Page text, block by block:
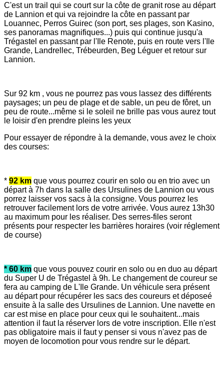
C'est un trail qui se court sur la côte de granit rose au départ
de Lannion et qui va rejoindre la côte en passant par
Louannec, Perros Guirec (son port, ses plages, son Kasino,
ses panoramas magnifiques...) puis qui continue jusqu'a
Trégastel en passant par l'Ile Renote, puis en route vers l'Ile
Grande, Landrellec, Trébeurden, Beg Léguer et retour sur
Lannion.
Sur 92 km , vous ne pourrez pas vous lassez des différents
paysages; un peu de plage et de sable, un peu de fôret, un
peu de route...même si le soleil ne brille pas vous aurez tout
le loisir d'en prendre pleins les yeux
Pour essayer de répondre à la demande, vous avez le choix
des courses:
* 92 km que vous pourrez courir en solo ou en trio avec un
départ à 7h dans la salle des Ursulines de Lannion ou vous
porrez laisser vos sacs à la consigne. Vous pourrez les
retrouver facilement lors de votre arrivée. Vous aurez 13h30
au maximum pour les réaliser. Des serres-files seront
présents pour respecter les barrières horaires (voir réglement
de course)
* 60 km que vous pouvez courir en solo ou en duo au départ
du Super U de Trégastel à 9h. Le changement de coureur se
fera au camping de L'Ile Grande. Un véhicule sera présent
au départ pour récupérer les sacs des coureurs et déposeé
ensuite à la salle des Ursulines de Lannion. Une navette en
car est mise en place pour ceux qui le souhaitent...mais
attention il faut la réserver lors de votre inscription. Elle n'est
pas obligatoire mais il faut y penser si vous n'avez pas de
moyen de locomotion pour vous rendre sur le départ.